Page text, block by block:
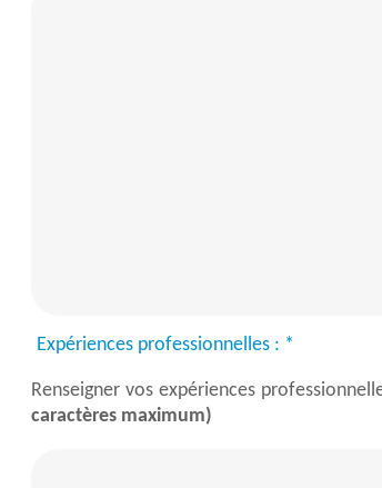
Expériences professionnelles : *
Renseigner vos expériences
caractères maximum)